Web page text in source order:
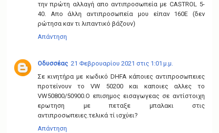
την πρώτη αλλαγή απο αντιπροσωπεία με CASTROL 5-
40. Απο άλλη αντιπροσωπεία μου είπαν 160Ε (δεν
ρώτησα καν τι λιπαντικό βάζουν)
Απάντηση
Οδυσσέας 21 Φεβρουαρίου 2021 στις 1:01 μ.μ.
Σε κινητήρα με κωδικό DHFA κάποιες αντιπροσωπειες
προτείνουν το VW 50200 και καποιες αλλες το
VW50800/50900.Ο επισημος εισαγωγεας σε αντίστοιχη
ερωτηση με πεταξε μπαλακι στις
αντιπροσωπειες.τελικά τί ισχύει?
Απάντηση